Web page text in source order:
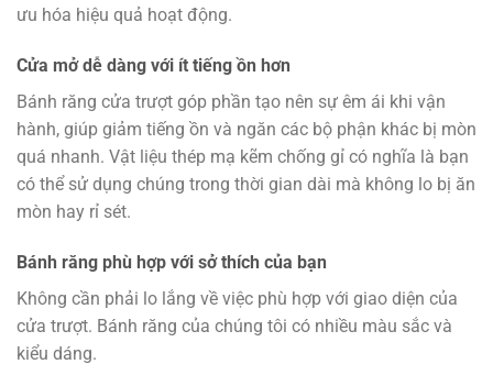
ưu hóa hiệu quả hoạt động.
Cửa mở dễ dàng với ít tiếng ồn hơn
Bánh răng cửa trượt góp phần tạo nên sự êm ái khi vận
hành, giúp giảm tiếng ồn và ngăn các bộ phận khác bị mòn
quá nhanh. Vật liệu thép mạ kẽm chống gỉ có nghĩa là bạn
có thể sử dụng chúng trong thời gian dài mà không lo bị ăn
mòn hay rỉ sét.
Bánh răng phù hợp với sở thích của bạn
Không cần phải lo lắng về việc phù hợp với giao diện của
cửa trượt. Bánh răng của chúng tôi có nhiều màu sắc và
kiểu dáng.